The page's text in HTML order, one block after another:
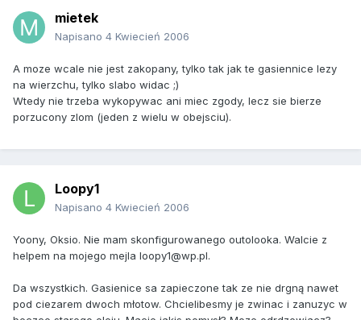
mietek
Napisano 4 Kwiecień 2006
A moze wcale nie jest zakopany, tylko tak jak te gasiennice lezy
na wierzchu, tylko slabo widac ;)
Wtedy nie trzeba wykopywac ani miec zgody, lecz sie bierze
porzucony zlom (jeden z wielu w obejsciu).
Loopy1
Napisano 4 Kwiecień 2006
Yoony, Oksio. Nie mam skonfigurowanego outolooka. Walcie z
helpem na mojego mejla loopy1@wp.pl.
Da wszystkich. Gasienice sa zapieczone tak ze nie drgną nawet
pod ciezarem dwoch młotow. Chcielibesmy je zwinac i zanuzyc w